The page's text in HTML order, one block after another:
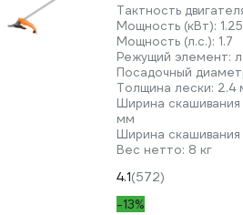
Тактность
Мощность (кВт): 1.25
Мощность (л.с.): 1.7
Режущий элемент:
Посадочный
Толщина лески: 2.4
Ширина скашивания
мм
Ширина
Вес нетто: 8 кг
4.1(572)
-13%